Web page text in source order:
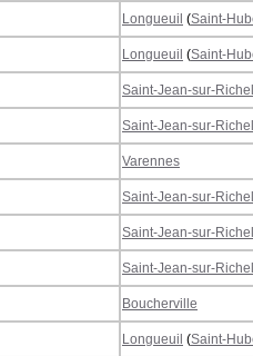
Longueuil (Saint-
Longueuil (Saint-
Saint-Jean-sur-
Saint-Jean-sur-
Varennes
Saint-Jean-sur-
Saint-Jean-sur-
Saint-Jean-sur-
Boucherville
Longueuil (Saint-